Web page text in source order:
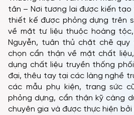
tân – Nơi tương lai được kiến tạo
thiết kế được phỏng dựng trên
về mặt tư liệu thuộc hoàng
Nguyễn, tuân thủ chặt chẽ
chọn cẩn thận về mặt chất
dụng chất liệu truyền thống
đại, thêu tay tại các làng nghề
các mẫu phụ kiện, trang sức
phỏng dựng, cẩn thận kỹ càng
chuyên gia và được thực hiện